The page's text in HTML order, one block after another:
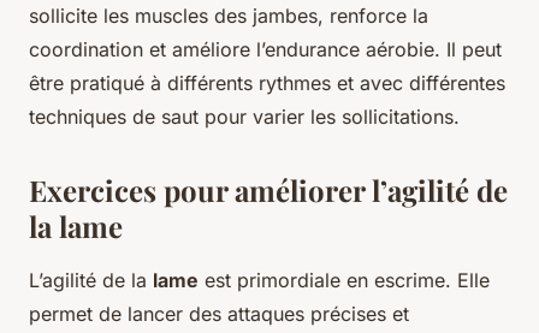
sollicite les muscles des jambes, renforce la
coordination et améliore l’endurance aérobie. Il peut
être pratiqué à différents rythmes et avec différentes
techniques de saut pour varier les sollicitations.
Exercices pour améliorer l’agilité de
la lame
L’agilité de la lame est primordiale en escrime. Elle
permet de lancer des attaques précises et